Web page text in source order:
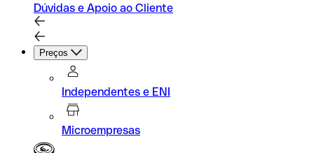
Dúvidas e Apoio ao Cliente
Preços
Independentes e ENI
Microempresas